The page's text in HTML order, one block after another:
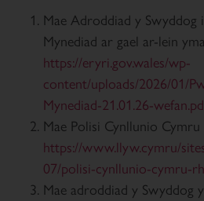
Mae Adroddiad y Swyddog
Mynediad ar gael ar-lein
https://eryri.gov.wales/wp-
content/uploads/2026/01/
Mynediad-21.01.26-
Mae Polisi Cynllunio
https://www.llyw.cymru/
07/polisi-cynllunio-cymru-
Mae adroddiad y Swyddog